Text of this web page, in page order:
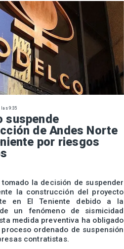
las 9:35
suspende
de Andes Norte
por riesgos
la decisión de suspender
la construcción del proyecto
en El Teniente debido a la
un fenómeno de sismicidad
medida preventiva ha obligado
ordenado de suspensión
contratistas.